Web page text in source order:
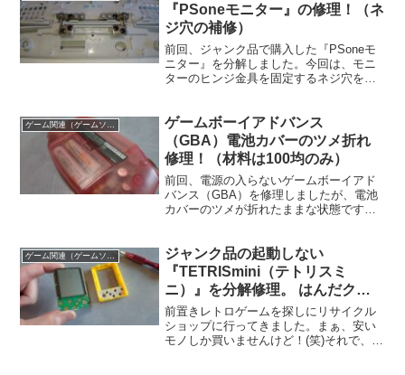
『PSoneモニター』の修理！（ネ
ジ穴の補修）
前回、ジャンク品で購入した『PSoneモ
ニター』を分解しました。今回は、モニ
ターのヒンジ金具を固定するネジ穴を修
ゲームボーイアドバンス
（GBA）電池カバーのツメ折れ
修理！（材料は100均のみ）
前回、電源の入らないゲームボーイアド
バンス（GBA）を修理しましたが、電池
カバーのツメが折れたままな状態です。
ジャンク品の起動しない
『TETRISmini（テトリスミ
ニ）』を分解修理。 はんだクラ
ックが原因！
前置きレトロゲームを探しにリサイクル
ショップに行ってきました。まぁ、安い
モノしか買いませんけど！(笑)それで、真